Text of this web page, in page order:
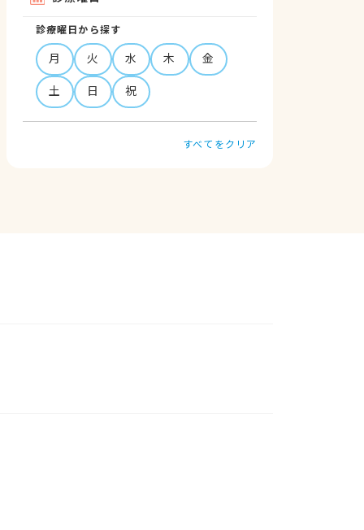
診療曜日から探す
月 火 水 木
金
土
日 祝
すべてをクリア